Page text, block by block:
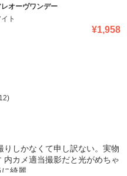
オーヴワンデー
ト
¥1,958
12)
しかなくて申し訳ない。実物
カメ適当撮影だと光がめちゃ
綺麗